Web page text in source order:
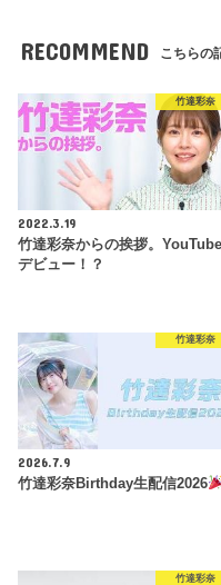
RECOMMEND こちらの
竹達彩奈
2022.3.19
竹達彩奈からの挨拶。
デビュー！？
竹達彩奈
2026.7.9
竹達彩奈Birthday生配信2026
竹達彩奈